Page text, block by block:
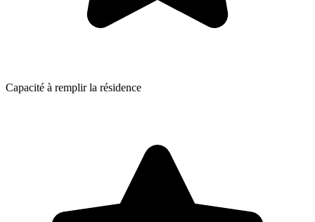
Capacité à remplir la résidence